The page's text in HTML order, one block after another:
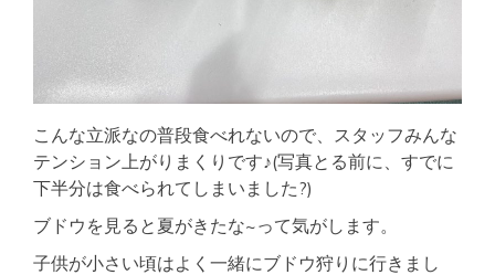
こんな立派なの普段食べれないので、スタッフみんな
テンション上がりまくりです♪(写真とる前に、すでに
下半分は食べられてしまいました?)
ブドウを見ると夏がきたな~って気がします。
子供が小さい頃はよく一緒にブドウ狩りに行きまし